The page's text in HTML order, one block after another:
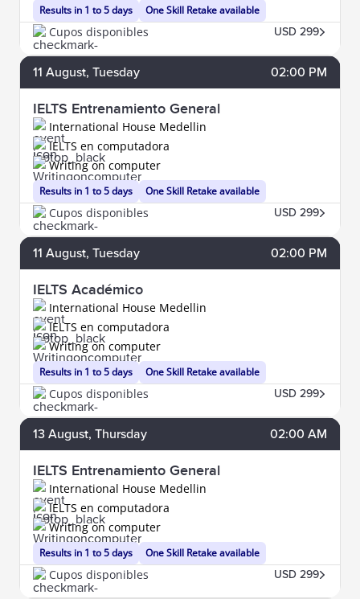
Results in 1 to 5 days One Skill Retake available
Cupos disponibles USD 299
11 August, Tuesday 02:00 PM
IELTS Entrenamiento General
International House Medellin
Results in 1 to 5 days
IELTS en computadora
Writing on computer
One Skill Retake available
Cupos disponibles USD 299
11 August, Tuesday 02:00 PM
IELTS Académico
International House Medellin
Results in 1 to 5 days
IELTS en computadora
Writing on computer
One Skill Retake available
Cupos disponibles USD 299
13 August, Thursday 02:00 AM
IELTS Entrenamiento General
International House Medellin
Results in 1 to 5 days
IELTS en computadora
Writing on computer
One Skill Retake available
Cupos disponibles USD 299